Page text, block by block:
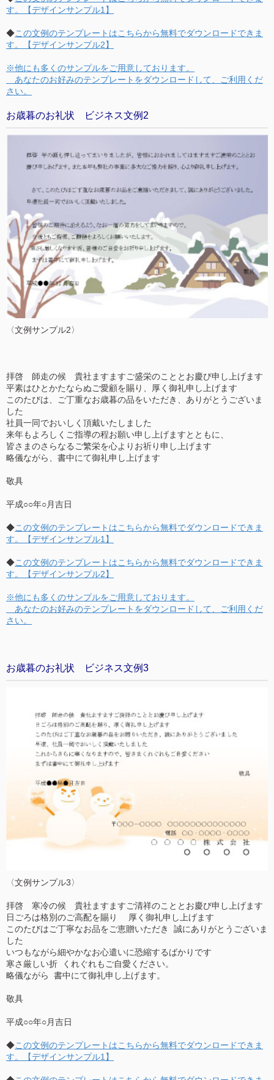
す。【デザインサンプル1】
◆この文例のテンプレートはこちらから無料でダウンロードできま
す。【デザインサンプル2】
※他にも多くのサンプルをご用意しております。
あなたのお好みのテンプレートをダウンロードして、ご利用くだ
さい。
お歳暮のお礼状 ビジネス文例2
〈文例サンプル2〉
拝啓 師走の候 貴社ますますご盛栄のこととお慶び申し上げます
平素はひとかたならぬご愛顧を賜り、厚く御礼申し上げます
このたびは、ご丁重なお歳暮の品をいただき、ありがとうございま
した
社員一同でおいしく頂戴いたしました
来年もよろしくご指導の程お願い申し上げますとともに、
皆さまのさらなるご繁栄を心よりお祈り申し上げます
略儀ながら、書中にて御礼申し上げます
敬具
平成○○年○月吉日
◆この文例のテンプレートはこちらから無料でダウンロードできま
す。【デザインサンプル1】
◆この文例のテンプレートはこちらから無料でダウンロードできま
す。【デザインサンプル2】
※他にも多くのサンプルをご用意しております。
あなたのお好みのテンプレートをダウンロードして、ご利用くだ
さい。
お歳暮のお礼状 ビジネス文例3
〈文例サンプル3〉
拝啓 寒冷の候 貴社ますますご清祥のこととお慶び申し上げます
日ごろは格別のご高配を賜り 厚く御礼申し上げます
このたびはご丁寧なお品をご恵贈いただき 誠にありがとうございま
した
いつもながら細やかなお心遣いに恐縮するばかりです
寒さ厳しい折 くれぐれもご自愛ください。
略儀ながら 書中にて御礼申し上げます。
敬具
平成○○年○月吉日
◆この文例のテンプレートはこちらから無料でダウンロードできま
す。【デザインサンプル1】